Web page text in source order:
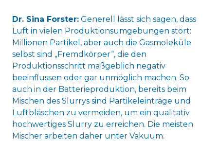
Dr. Sina Forster:Generell lässt sich sagen, dass
Luft in vielen Produktionsumgebungen stört:
Millionen Partikel, aber auch die Gasmoleküle
selbst sind „Fremdkörper“, die den
Produktionsschritt maßgeblich negativ
beeinflussen oder gar unmöglich machen. So
auch in der Batterieproduktion, bereits beim
Mischen des Slurrys sind Partikeleinträge und
Luftbläschen zu vermeiden, um ein qualitativ
hochwertiges Slurry zu erreichen. Die meisten
Mischer arbeiten daher unter Vakuum.